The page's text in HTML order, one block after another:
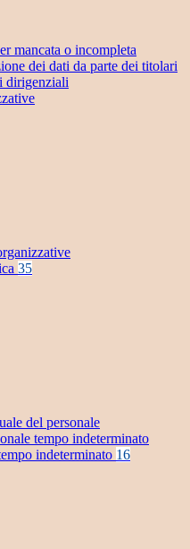
mancata o incompleta
dei dati da parte dei titolari
dirigenziali
35
del personale
tempo indeterminato
indeterminato 16